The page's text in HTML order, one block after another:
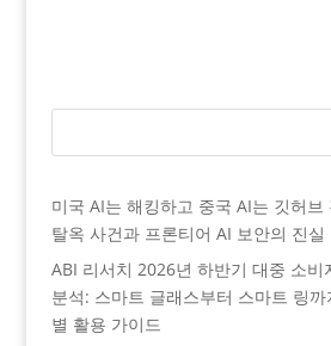
미국 AI는 해킹하고 중국 AI는 깃허
탈옥 사건과 프론티어 AI 보안의 진실
ABI 리서치 2026년 하반기 대중 소비
분석: 스마트 글래스부터 스마트 링
별 활용 가이드